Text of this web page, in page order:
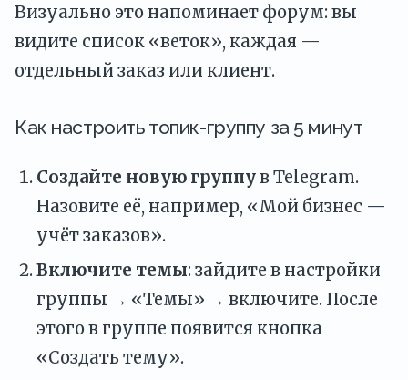
Визуально это напоминает форум: вы
видите список «веток», каждая —
отдельный заказ или клиент.
Как настроить топик-группу за 5 минут
Создайте новую группув Telegram.
Назовите её, например, «Мой бизнес —
учёт заказов».
Включите темы: зайдите в настройки
группы → «Темы» → включите. После
этого в группе появится кнопка
«Создать тему».